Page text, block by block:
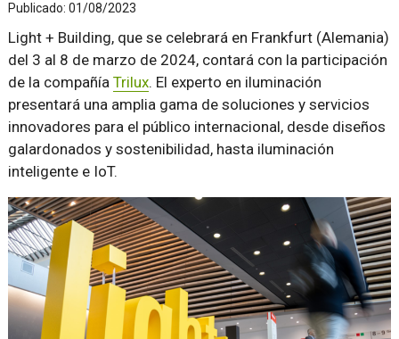
Publicado: 01/08/2023
Light + Building, que se celebrará en Frankfurt (Alemania)
del 3 al 8 de marzo de 2024, contará con la participación
de la compañía Trilux. El experto en iluminación
presentará una amplia gama de soluciones y servicios
innovadores para el público internacional, desde diseños
galardonados y sostenibilidad, hasta iluminación
inteligente e IoT.